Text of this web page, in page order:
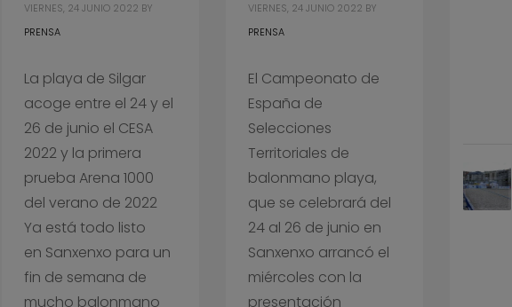
VIERNES, 24 JUNIO 2022 BY
PRENSA
La playa de Silgar
acoge entre el 24 y el
26 de junio el CESA
2022 y la primera
prueba Arena 1000
del verano de 2022
Ya está todo listo
en Sanxenxo para un
fin de semana de
mucho balonmano
VIERNES, 24 JUNIO 2022 BY
PRENSA
El Campeonato de
España de
Selecciones
Territoriales de
balonmano playa,
que se celebrará del
24 al 26 de junio en
Sanxenxo arrancó el
miércoles con la
presentación